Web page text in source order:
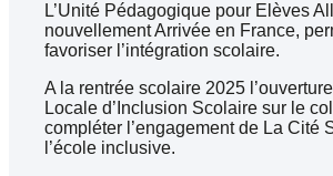
L’Unité Pédagogique pour Elèves
nouvellement Arrivée en France,
favoriser l’intégration scolaire.
A la rentrée scolaire 2025
Locale d’Inclusion Scolaire sur le
compléter l’engagement de La Cité
l’école inclusive.